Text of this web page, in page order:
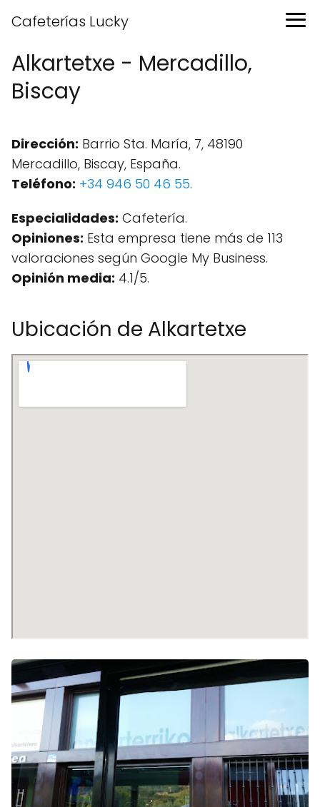
Cafeterías Lucky
Alkartetxe - Mercadillo,
Biscay
Dirección: Barrio Sta. María, 7, 48190
Mercadillo, Biscay, España.
Teléfono: +34 946 50 46 55.
Especialidades: Cafetería.
Opiniones: Esta empresa tiene más de 113
valoraciones según Google My Business.
Opinión media: 4.1/5.
Ubicación de Alkartetxe